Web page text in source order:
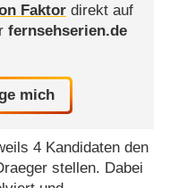
Faktordirekt auf
fernsehserien.de
mich
4 Kandidaten den
stellen. Dabei